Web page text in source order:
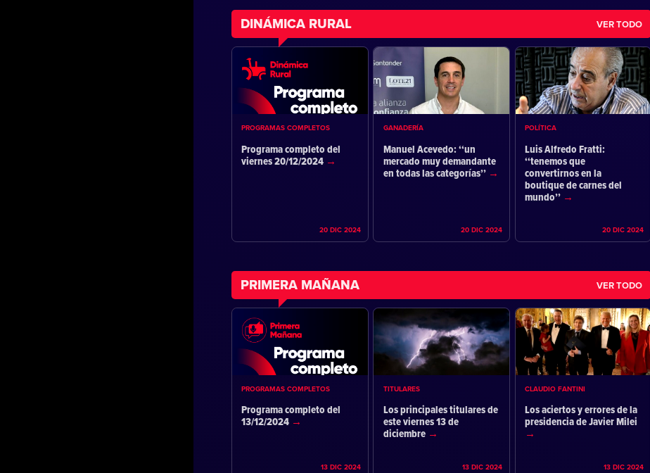
DINÁMICA RURAL VER TODO
PROGRAMAS COMPLETOS
Programa completo del
viernes 20/12/2024
20 DIC 2024
GANADERÍA
Manuel Acevedo: ‘‘un
mercado muy demandante
en todas las categorías’’
20 DIC 2024
POLÍTICA
Luis Alfredo Fratti:
‘‘tenemos que
convertirnos en la
boutique de carnes del
mundo’’
20 DIC 2024
PRIMERA MAÑANA VER TODO
PROGRAMAS COMPLETOS
Programa completo del
13/12/2024
13 DIC 2024
TITULARES
Los principales titulares de
este viernes 13 de
diciembre
13 DIC 2024
CLAUDIO FANTINI
Los aciertos y errores de la
presidencia de Javier Milei
13 DIC 2024